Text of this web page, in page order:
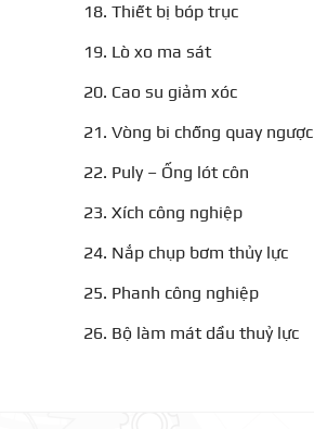
18. Thiết bị bóp trục
19. Lò xo ma sát
20. Cao su giảm xóc
21. Vòng bi chống quay ngược
22. Puly – Ống lót côn
23. Xích công nghiệp
24. Nắp chụp bơm thủy lực
25. Phanh công nghiệp
26. Bộ làm mát dầu thuỷ lực